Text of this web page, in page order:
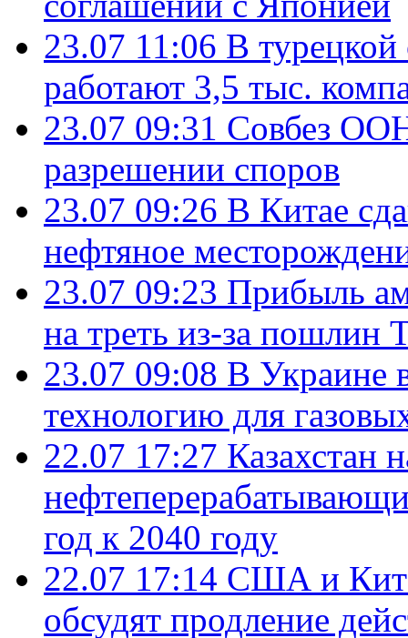
23.07 11:06 В
работают 3,5 тыс.
23.07 09:31 Совбез
разрешении споров
23.07 09:26 В Китае
нефтяное
23.07 09:23 Прибыль
на треть из-за пошлин
23.07 09:08 В Украине
технологию для
22.07 17:27 Казахстан
год к 2040 году
22.07 17:14 США и
обсудят продление